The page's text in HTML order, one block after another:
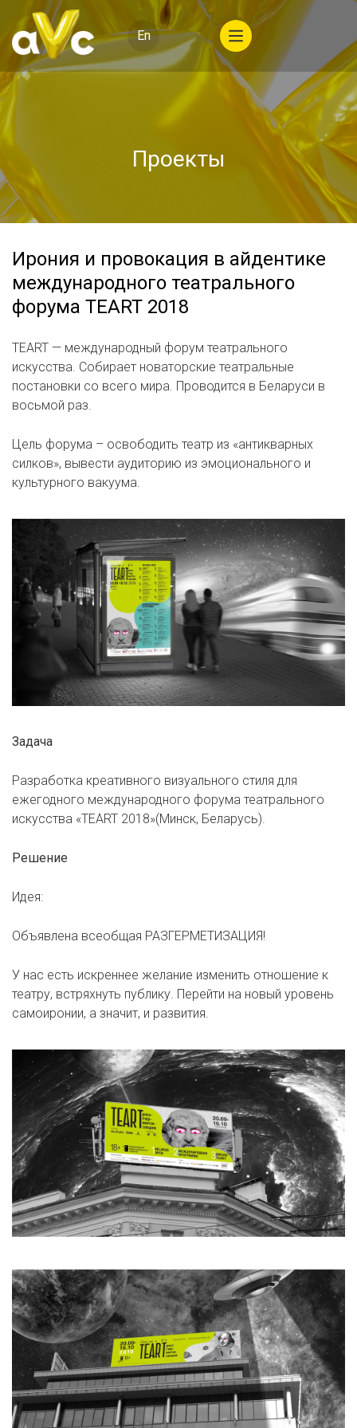
En
Проекты
Ирония и провокация в айдентике
международного театрального
форума TEART 2018
TEART — международный форум театрального
искусства. Собирает новаторские театральные
постановки со всего мира. Проводится в Беларуси в
восьмой раз.
Цель форума – освободить театр из «антикварных
силков», вывести аудиторию из эмоционального и
культурного вакуума.
Задача
Разработка креативного визуального стиля для
ежегодного международного форума театрального
искусства «TEART 2018»(Минск, Беларусь).
Решение
Идея:
Объявлена всеобщая РАЗГЕРМЕТИЗАЦИЯ!
У нас есть искреннее желание изменить отношение к
театру, встряхнуть публику. Перейти на новый уровень
самоиронии, а значит, и развития.